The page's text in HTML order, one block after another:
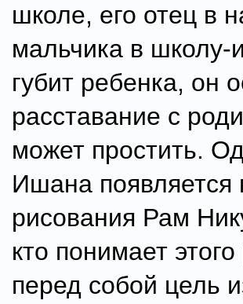
школе, его отец в
мальчика в школу-
губит ребенка, он
расставание с
может простить.
Ишана появляется
рисования Рам
кто понимает
перед собой цель